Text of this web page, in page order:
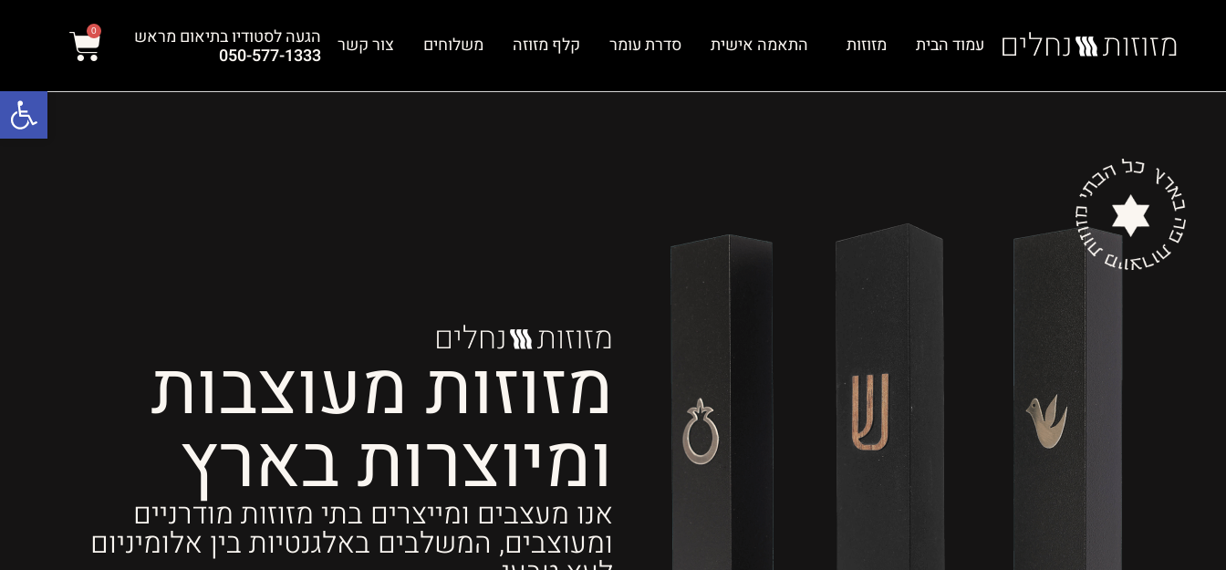
פתח סרגל נגישות
עמוד הבית מזוזות התאמה אישית סדרת עומר קלף מזוזה משלוחים צור קשר הגעה לסטודיו בתיאום מראש
050-577-1333
0
מזוזות מעוצבות
ומיוצרות בארץ
אנו מעצבים ומייצרים בתי מזוזות מודרניים
ומעוצבים, המשלבים באלגנטיות בין אלומיניום